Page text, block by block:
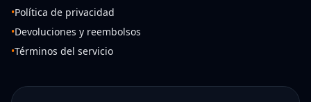
•Política de privacidad
•Devoluciones y reembolsos
•Términos del servicio